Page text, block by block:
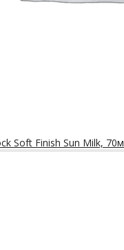
Soft Finish Sun Milk,